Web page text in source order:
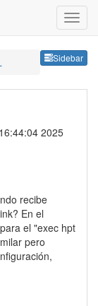
Sidebar
2025
recibe
En el
el "exec hpt
pero